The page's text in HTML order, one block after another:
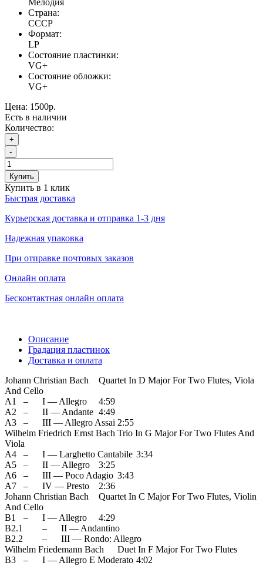
Страна:
CCCР
Формат:
LP
Состояние пластинки:
VG+
Состояние обложки:
VG+
Цена: 1500р.
Есть в наличии
Количество:
+
-
Купить
Купить в 1 клик
Быстрая доставка
Курьерская доставка и отправка 1-3 дня
Надежная упаковка
При отправке почтовых заказов
Онлайн оплата
Бесконтактная онлайн оплата
Описание
Градация пластинок
Доставка и оплата
Johann Christian Bach
Quartet In D Major For Two Flutes, Viola
And Cello
A1
– I — Allegro
4:59
A2
– II — Andante 4:49
A3
– III — Allegro Assai 2:55
Wilhelm Friedrich Ernst Bach Trio In G Major For Two Flutes And
Viola
A4
– I — Larghetto Cantabile 3:34
A5
– II — Allegro
3:25
A6
– III — Poco Adagio 3:43
A7
– IV — Presto
2:36
Johann Christian Bach
Quartet In C Major For Two Flutes, Violin
And Cello
B1
– I — Allegro
4:29
B2.1
–
II — Andantino
B2.2
–
III — Rondo: Allegro
Wilhelm Friedemann Bach
Duet In F Major For Two Flutes
B3
– I — Allegro E Moderato 4:02